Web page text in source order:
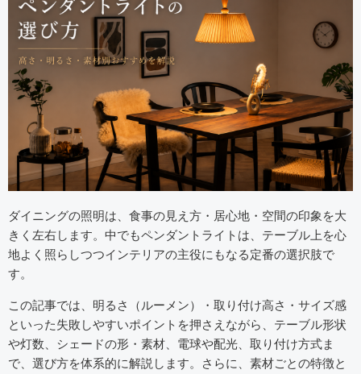
ダイニングの照明は、食事の見え方・居心地・空間の印象を大
きく左右します。中でもペンダントライトは、テーブル上を心
地よく照らしつつインテリアの主役にもなる定番の選択肢で
す。
この記事では、明るさ（ルーメン）・取り付け高さ・サイズ感
といった失敗しやすいポイントを押さえながら、テーブル形状
や灯数、シェードの形・素材、電球や配光、取り付け方式ま
で、選び方を体系的に解説します。さらに、素材ごとの特徴と